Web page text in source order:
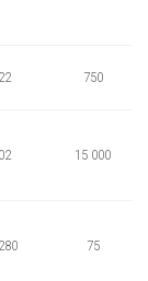
22 750
02 15 000
75